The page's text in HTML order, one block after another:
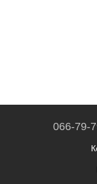
066-79-